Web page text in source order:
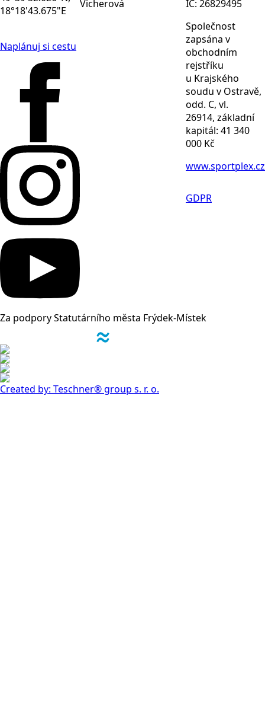
18°18'43.675"E
Naplánuj si cestu
Vicherová
IČ: 26829495
Společnost
zapsána v
obchodním
rejstříku
u Krajského
soudu v Ostravě,
odd. C, vl.
26914, základní
kapitál: 41 340
000 Kč
www.sportplex.cz
GDPR
Za podpory Statutárního města Frýdek-Místek
Created by: Teschner® group s. r. o.